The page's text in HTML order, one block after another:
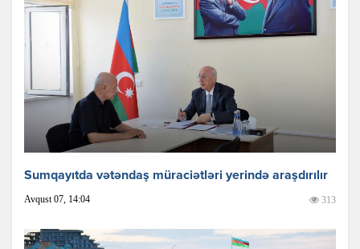
Sumqayıtda vətəndaş müraciətləri yerində araşdırılır
Avqust 07, 14:04 313